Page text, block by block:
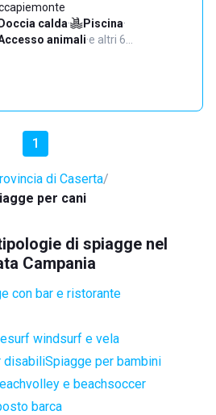
Doccia calda· Piscina·
animali·e altri 6…
1
di Caserta
per cani
di spiagge nel
Campania
con bar e ristorante
windsurf e vela
disabiliSpiagge per bambini
e beachsoccer
barca